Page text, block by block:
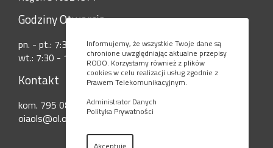
Godziny Otwarcia
pn. - pt.: 7:30 - 15:00
wt.: 7:30 - 17:30
Kontakt
kom. 795 080 777
oiaols@ol.onet.pl
Informujemy, że wszystkie Twoje dane są
chronione uwzględniając aktualne przepisy
RODO. Korzystamy również z plików
cookies w celu realizacji usług zgodnie z
Prawem Telekomunikacyjnym.
Administrator Danych
Polityka Prywatności